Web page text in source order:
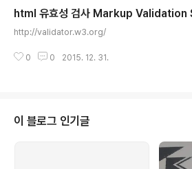
가 있습니다. dpi 등이 유지되더라도 파일 용량을 비
알 수 있습니다. 이것은 등록되는 모든 파일에서 나타
html 유효성 검사 Markup
http://validator.w3.org/
0 0 2015. 12. 31.
이 블로그 인기글